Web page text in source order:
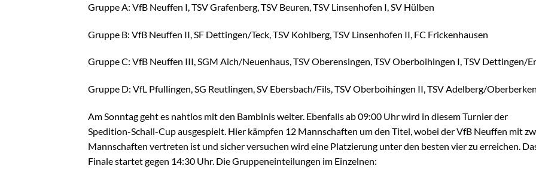
Gruppe A: VfB Neuffen I, TSV Grafenberg, TSV Beuren, TSV Linsenhofen I, SV Hülben
Gruppe B: VfB Neuffen II, SF Dettingen/Teck, TSV Kohlberg, TSV Linsenhofen II, FC Frickenhausen
Gruppe C: VfB Neuffen III, SGM Aich/Neuenhaus, TSV Oberensingen, TSV Oberboihingen I, TSV Dettingen/
Gruppe D: VfL Pfullingen, SG Reutlingen, SV Ebersbach/Fils, TSV Oberboihingen II, TSV Adelberg/Oberberken
Am Sonntag geht es nahtlos mit den Bambinis weiter. Ebenfalls ab 09:00 Uhr wird in diesem Turnier der
Spedition-Schall-Cup ausgespielt. Hier kämpfen 12 Mannschaften um den Titel, wobei der VfB Neuffen mit
Mannschaften vertreten ist und sicher versuchen wird eine Platzierung unter den besten vier zu erreichen.
Finale startet gegen 14:30 Uhr. Die Gruppeneinteilungen im Einzelnen: